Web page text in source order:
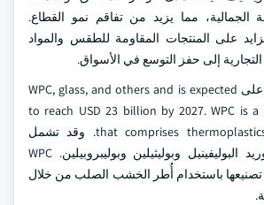
الجمالية، مما يزيد من تفاقم نمو القطاع.
على المنتجات المقاومة للطقس والمواد
التجارية إلى حفز التوسع في الأسواق.
ويشتمل الجزء الآخر على WPC, glass, and others and is expected
to reach USD 23 billion by 2027. WPC is
that comprises thermoplastics and wood fibers. وقد تشمل
مركبات الحرارة كلوريد البوليفينيل وبوليثيلين وبوليبروبيلين. WPC
تصنيعها باستخدام أُطر الخشب الصلب من خلال